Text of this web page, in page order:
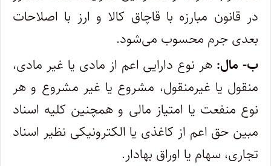
در قانون مبارزه با قاچاق کالا و ارز با اصلاحات
بعدی جرم محسوب می‌شود.
ب- مال: هر نوع دارایی اعم از مادی یا غیر مادی،
منقول یا غیرمنقول، مشروع یا غیر مشروع و هر
نوع منفعت یا امتیاز مالی و همچنین کلیه اسناد
مبی‍‍ن حق اعم از کاغذی یا الکترونیکی نظیر اسناد
تجاری، سهام یا اوراق بهادار.